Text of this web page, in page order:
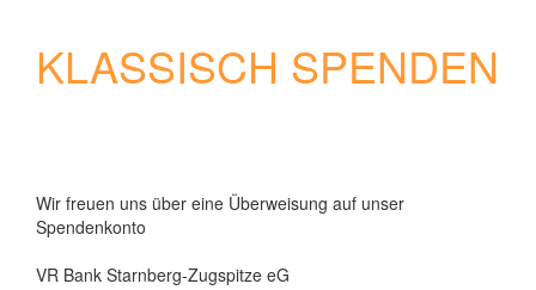
KLASSISCH SPENDEN
Wir freuen uns über eine Überweisung auf unser
Spendenkonto
VR Bank Starnberg-Zugspitze eG